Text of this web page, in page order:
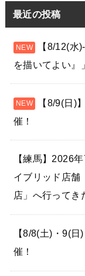
最近の投稿
【8/12(
を描いてよい』
【8/9(日)
催！
【練馬】2026
イブリッド店舗
店」へ行ってき
【8/8(土)・9(
催！